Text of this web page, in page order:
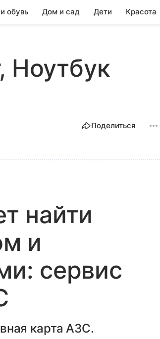
обувь Дом и сад Дети Красота
Ноутбук
Поделиться
найти
и
сервис
карта АЗС.